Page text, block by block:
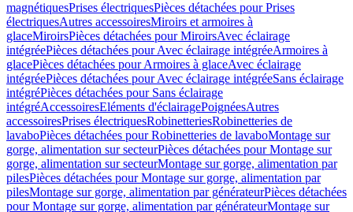
magnétiquesPrises électriquesPièces détachées pour Prises
électriquesAutres accessoiresMiroirs et armoires à
glaceMiroirsPièces détachées pour MiroirsAvec éclairage
intégréePièces détachées pour Avec éclairage intégréeArmoires à
glacePièces détachées pour Armoires à glaceAvec éclairage
intégréePièces détachées pour Avec éclairage intégréeSans éclairage
intégréPièces détachées pour Sans éclairage
intégréAccessoiresEléments d'éclairagePoignéesAutres
accessoiresPrises électriquesRobinetteriesRobinetteries de
lavaboPièces détachées pour Robinetteries de lavaboMontage sur
gorge, alimentation sur secteurPièces détachées pour Montage sur
gorge, alimentation sur secteurMontage sur gorge, alimentation par
pilesPièces détachées pour Montage sur gorge, alimentation par
pilesMontage sur gorge, alimentation par générateurPièces détachées
pour Montage sur gorge, alimentation par générateurMontage sur